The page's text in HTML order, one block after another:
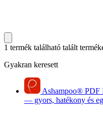
1 termék található talált
Gyakran keresett
Ashampoo® PDF
— gyors, hatékony és